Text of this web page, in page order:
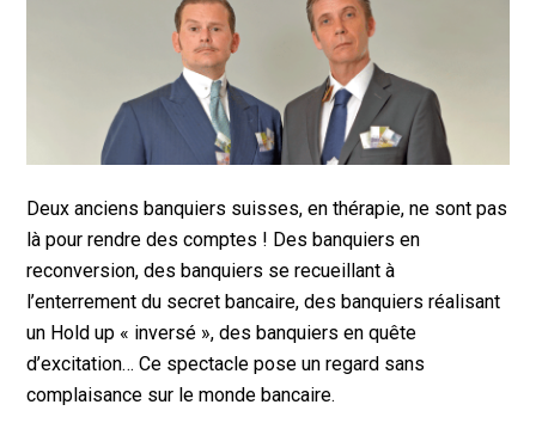
Deux anciens banquiers suisses, en thérapie, ne sont pas
là pour rendre des comptes ! Des banquiers en
reconversion, des banquiers se recueillant à
l’enterrement du secret bancaire, des banquiers réalisant
un Hold up « inversé », des banquiers en quête
d’excitation… Ce spectacle pose un regard sans
complaisance sur le monde bancaire.